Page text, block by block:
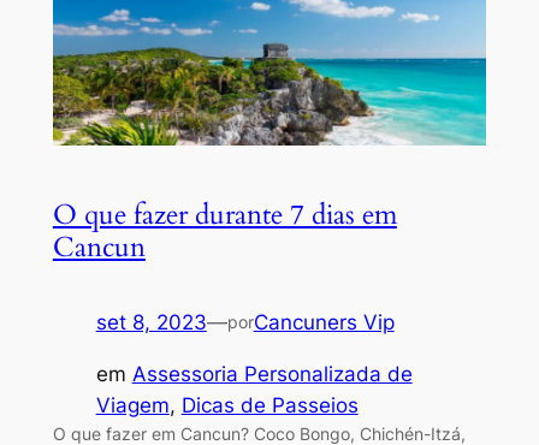
O que fazer durante 7 dias em
Cancun
set 8, 2023—porCancuners Vip
em Assessoria Personalizada de
Viagem, Dicas de Passeios
O que fazer em Cancun? Coco Bongo, Chichén-Itzá,